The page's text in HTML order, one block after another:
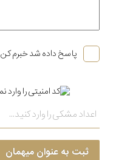
پاسخ داده شد خبرم کن
ثبت به عنوان میهمان